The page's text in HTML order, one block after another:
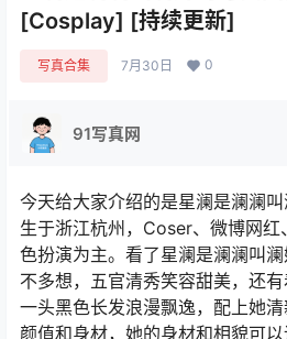
[Cosplay] [持续更新]
写真合集 7月30日 0
91写真网
今天给大家介绍的是星澜是澜澜
生于浙江杭州，Coser、微博网红
色扮演为主。看了星澜是澜澜叫
不多想，五官清秀笑容甜美，还有
一头黑色长发浪漫飘逸，配上她
颜值和身材，她的身材和相貌可